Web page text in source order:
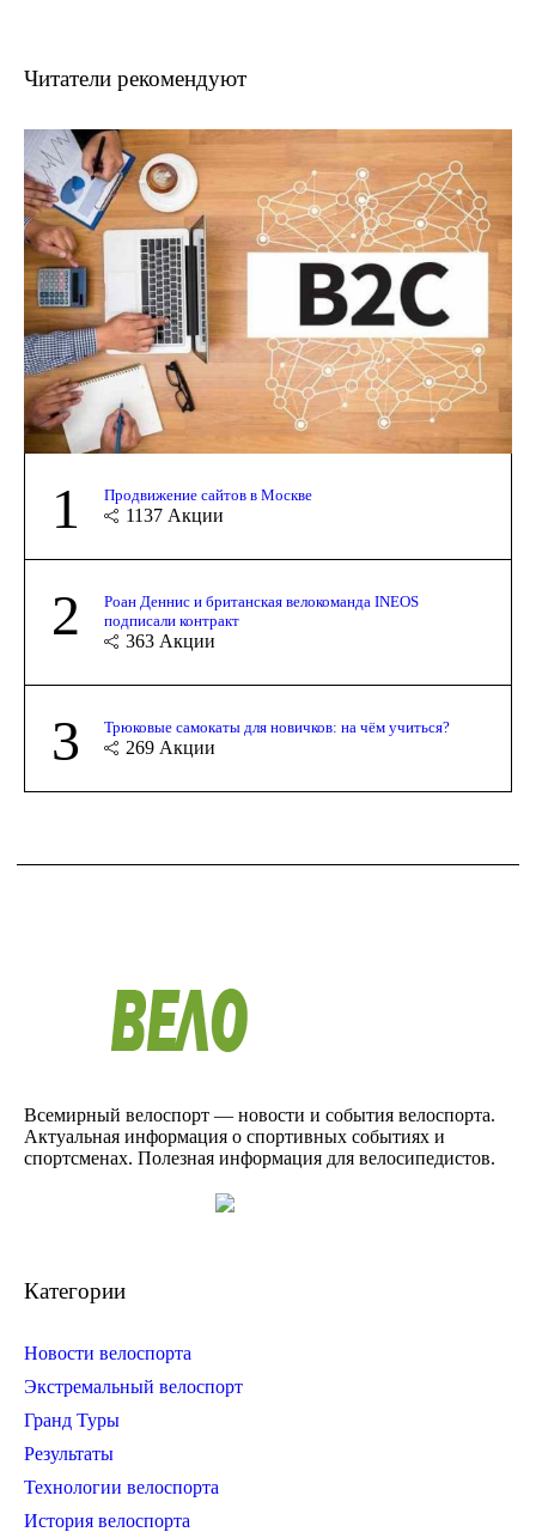
Читатели рекомендуют
1 Продвижение сайтов в Москве
1137 Акции
2
Роан Деннис и британская велокоманда INEOS
подписали контракт
363 Акции
3 Трюковые самокаты для новичков: на чём учиться?
269 Акции
Всемирный велоспорт — новости и события велоспорта.
Актуальная информация о спортивных событиях и
спортсменах. Полезная информация для велосипедистов.
Категории
Новости велоспорта
Экстремальный велоспорт
Гранд Туры
Результаты
Технологии велоспорта
История велоспорта